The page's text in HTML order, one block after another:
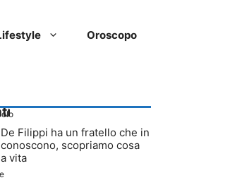
Oroscopo
Filippi ha un fratello che in
scopriamo cosa
vita